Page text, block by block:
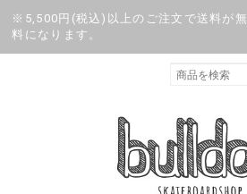
※5,500円(税込)以上のご注文で送料が無
料になります。